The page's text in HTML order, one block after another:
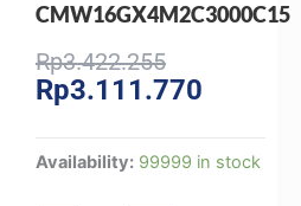
CMW16GX4M2C3000C15
Rp3.422.255Original
price
Rp3.111.770
Availability: 99999 in stock
CORSAIR